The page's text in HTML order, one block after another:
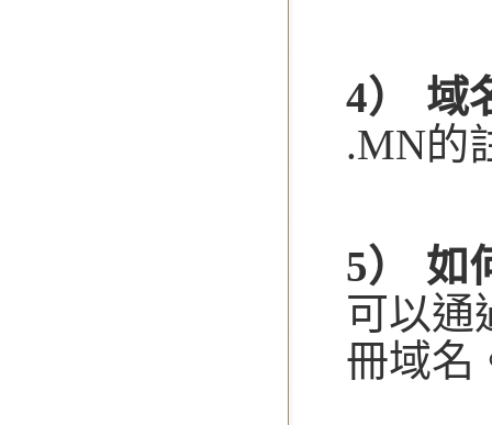
4） 域
.MN的
5） 如
可以通
冊域名